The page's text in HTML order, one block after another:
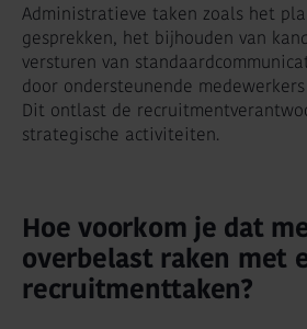
Administratieve taken zoals het
gesprekken, het bijhouden van
versturen van
door ondersteunende
Dit ontlast de
strategische activiteiten.
Hoe voorkom je dat
overbelast raken met
recruitmenttaken?